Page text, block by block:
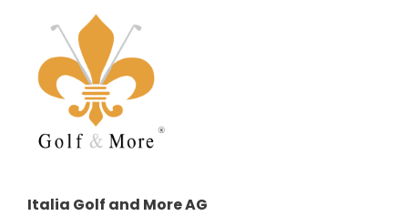
Italia Golf and More AG